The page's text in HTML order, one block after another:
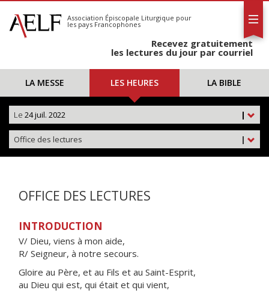
S'abonner
Calendrier
Association Épiscopale Liturgique pour
les pays Francophones
Recevez gratuitement
les lectures du jour par courriel
LA MESSE LES HEURES LA BIBLE
|
Le 24 juil. 2022
|
Office des lectures
OFFICE DES LECTURES
INTRODUCTION
V/ Dieu, viens à mon aide,
R/ Seigneur, à notre secours.
Gloire au Père, et au Fils et au Saint-Esprit,
au Dieu qui est, qui était et qui vient,